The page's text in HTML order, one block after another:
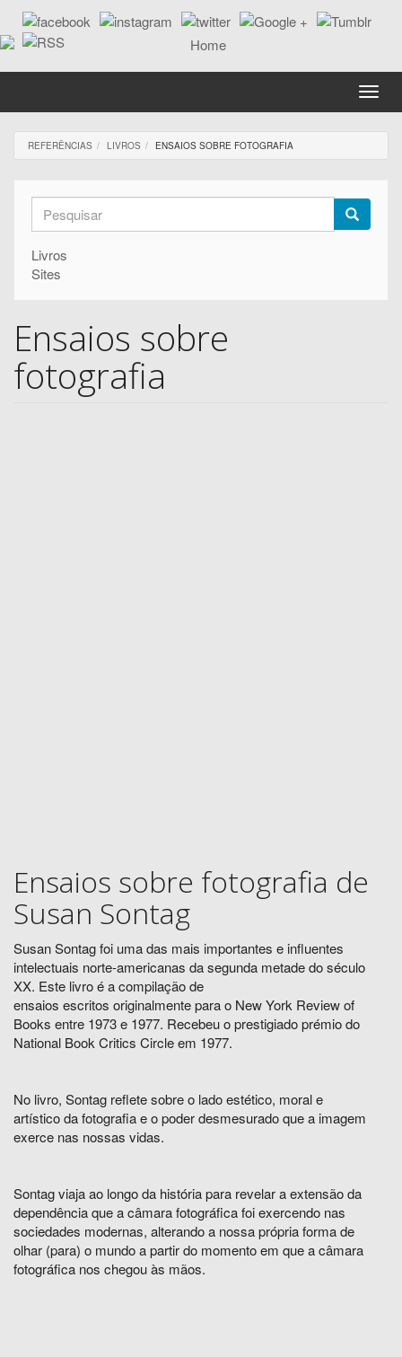
Passar
para
o
Toggle
REFERÊNCIAS LIVROS ENSAIOS SOBRE FOTOGRAFIA
Formulário
de
pesquisa
Livros
Sites
Ensaios sobre
fotografia
Ensaios sobre fotografia de
Susan Sontag
Susan Sontag foi uma das mais importantes e influentes
intelectuais norte-americanas da segunda metade do século
XX. Este livro é a compilação de
ensaios escritos originalmente para o New York Review of
Books entre 1973 e 1977. Recebeu o prestigiado prémio do
National Book Critics Circle em 1977.
No livro, Sontag reflete sobre o lado estético, moral e
artístico da fotografia e o poder desmesurado que a imagem
exerce nas nossas vidas.
Sontag viaja ao longo da história para revelar a extensão da
dependência que a câmara fotográfica foi exercendo nas
sociedades modernas, alterando a nossa própria forma de
olhar (para) o mundo a partir do momento em que a câmara
fotográfica nos chegou às mãos.